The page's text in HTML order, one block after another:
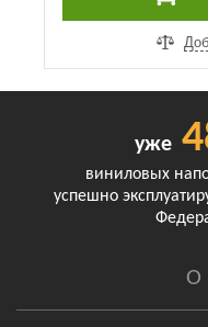
уже
виниловых
успешно
О